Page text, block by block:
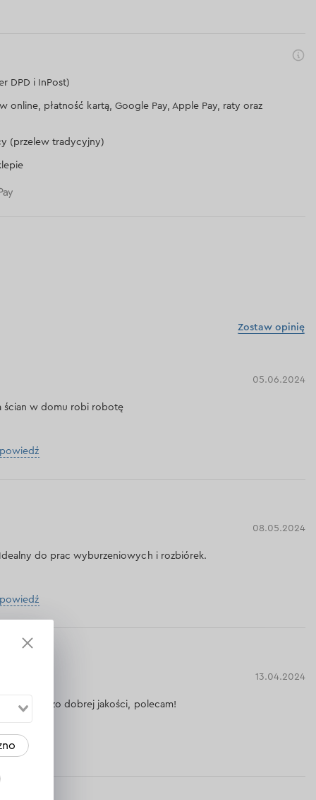
DPD i InPost)
online, płatność kartą, Google Pay, Apple Pay, raty oraz
(przelew tradycyjny)
Zostaw opinię
05.06.2024
ścian w domu robi robotę
08.05.2024
do prac wyburzeniowych i rozbiórek.
13.04.2024
też bardzo dobrej jakości, polecam!